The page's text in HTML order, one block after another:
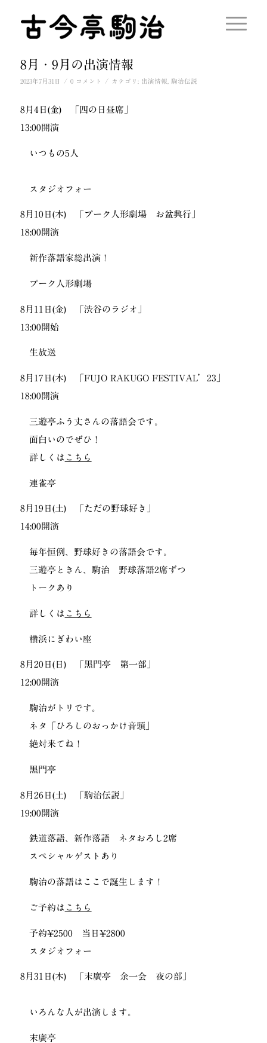
8月・9月の出演情報
2023年7月31日 / 0 コメント / カテゴリ: 出演情報 駒治伝説
8月4日(金) 「四の日昼席」
13:00開演
いつもの5人
スタジオフォー
8月10日(木) 「プーク人形劇場 お盆興行」
18:00開演
新作落語家総出演！
プーク人形劇場
8月11日(金) 「渋谷のラジオ」
13:00開始
生放送
8月17日(木) 「FUJO RAKUGO FESTIVAL’23」
18:00開演
三遊亭ふう丈さんの落語会です。
面白いのでぜひ！
詳しくは こちら
連雀亭
8月19日(土) 「ただの野球好き」
14:00開演
毎年恒例、野球好きの落語会です。
三遊亭ときん、駒治 野球落語2席ずつ
トークあり
詳しくは こちら
横浜にぎわい座
8月20日(日) 「黒門亭 第一部」
12:00開演
駒治がトリです。
ネタ「ひろしのおっかけ音頭」
絶対来てね！
黒門亭
8月26日(土) 「駒治伝説」
19:00開演
鉄道落語、新作落語 ネタおろし2席
スペシャルゲストあり
駒治の落語はここで誕生します！
ご予約は こちら
予約¥2500 当日¥2800
スタジオフォー
8月31日(木) 「末廣亭 余一会 夜の部」
いろんな人が出演します。
末廣亭